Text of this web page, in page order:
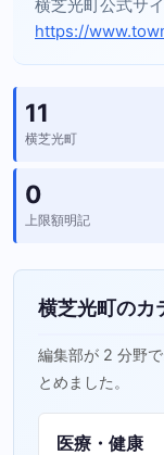
横芝光町公式サ
https://
11
横芝光町
0
上限額明記
横芝光町のカ
編集部が 2 分野
とめました。
医療・健康